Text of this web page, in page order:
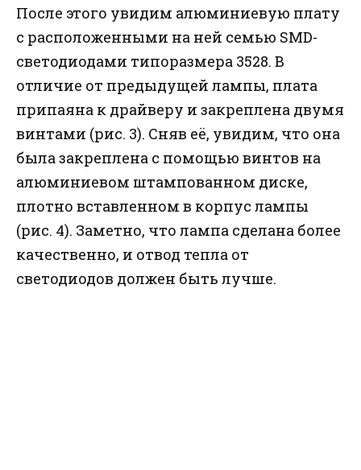
После этого увидим алюминиевую плату
с расположенными на ней семью SMD-
светодиодами типоразмера 3528. В
отличие от предыдущей лампы, плата
припаяна к драйверу и закреплена двумя
винтами (рис. 3). Сняв её, увидим, что она
была закреплена с помощью винтов на
алюминиевом штампованном диске,
плотно вставленном в корпус лампы
(рис. 4). Заметно, что лампа сделана более
качественно, и отвод тепла от
светодиодов должен быть лучше.